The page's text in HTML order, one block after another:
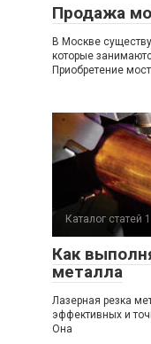
Продажа
В Москве
которые
Приобретение
Каталог статей 1
Как
металла
Лазерная резка
эффективных и
Она